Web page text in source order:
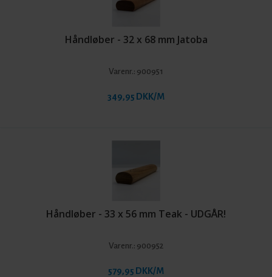
Håndløber - 32 x 68 mm Jatoba
Varenr.: 900951
349,95 DKK/M
Håndløber - 33 x 56 mm Teak - UDGÅR!
Varenr.: 900952
579,95 DKK/M